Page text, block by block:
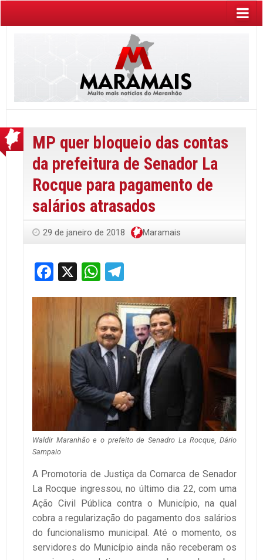
MP quer bloqueio das contas
da prefeitura de Senador La
Rocque para pagamento de
salários atrasados
29 de janeiro de 2018 Maramais
Facebook
X WhatsApp
Waldir Maranhão e o prefeito de Senadro La Rocque, Dário
Sampaio
A Promotoria de Justiça da Comarca de Senador
La Rocque ingressou, no último dia 22, com uma
Ação Civil Pública contra o Município, na qual
cobra a regularização do pagamento dos salários
do funcionalismo municipal. Até o momento, os
servidores do Município ainda não receberam os